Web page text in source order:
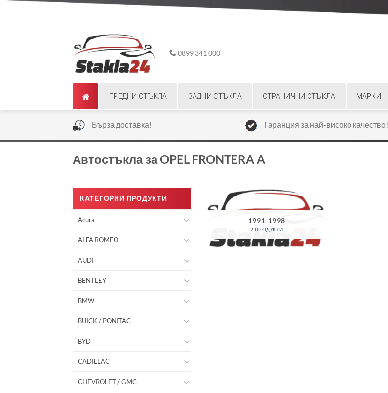
0899 341 000
ПРЕДНИ СТЪКЛА ЗАДНИ СТЪКЛА СТРАНИЧНИ СТЪКЛА МАРКИ
Бърза доставка! Гаранция за най-високо качество!
Автостъкла за OPEL FRONTERA A
КАТЕГОРИИ ПРОДУКТИ
Acura
ALFA ROMEO
AUDI
BENTLEY
BMW
BUICK / PONITAC
BYD
CADILLAC
CHEVROLET / GMC
1991-1998
2 ПРОДУКТИ